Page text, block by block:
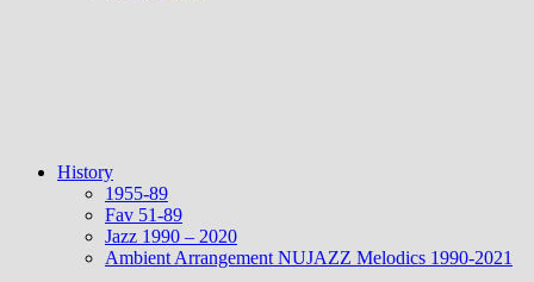
History
1955-89
Fav 51-89
Jazz 1990 – 2020
Ambient Arrangement NUJAZZ Melodics 1990-2021